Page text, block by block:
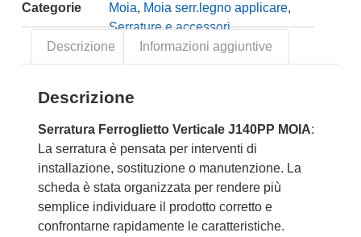
Categorie
Moia, Moia serr.legno applicare,
Serrature e accessori
Descrizione
Informazioni aggiuntive
Descrizione
Serratura Ferroglietto Verticale J140PP MOIA:
La serratura è pensata per interventi di
installazione, sostituzione o manutenzione. La
scheda è stata organizzata per rendere più
semplice individuare il prodotto corretto e
confrontarne rapidamente le caratteristiche.